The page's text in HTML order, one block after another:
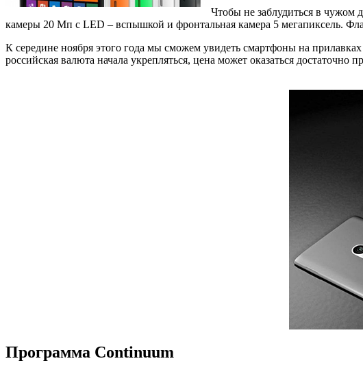
Чтобы не заблудиться в чужом
камеры 20 Мп с LED – вспышкой и фронтальная камера 5 мегапиксель.
К середине ноября этого года мы сможем увидеть смартфоны на
российская валюта начала укрепляться, цена может оказаться достаточно
Программа Continuum